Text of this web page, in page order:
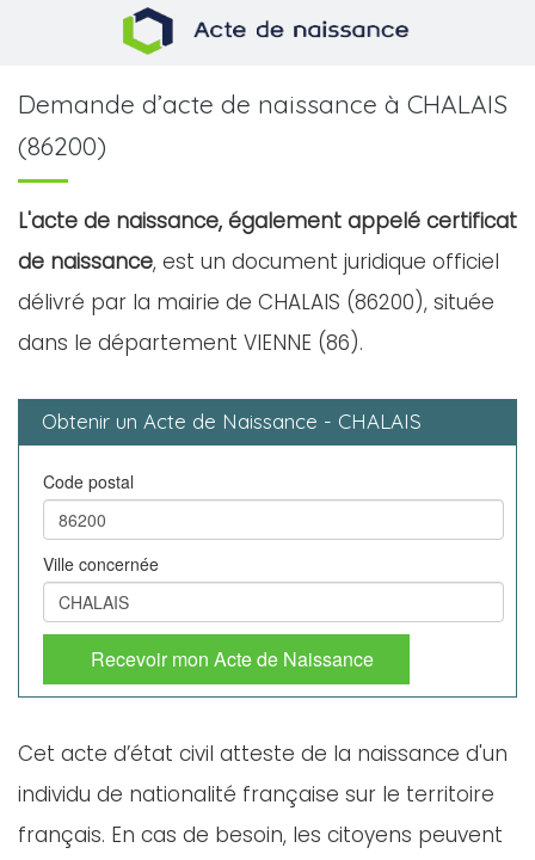
Demande d’acte de naissance à CHALAIS
(86200)
L'acte de naissance, également appelé certificat
de naissance, est un document juridique officiel
délivré par la mairie de CHALAIS (86200), située
dans le département VIENNE (86).
Obtenir un Acte de Naissance - CHALAIS
Code postal
Ville concernée
Recevoir mon Acte de Naissance
Cet acte d’état civil atteste de la naissance d'un
individu de nationalité française sur le territoire
français. En cas de besoin, les citoyens peuvent